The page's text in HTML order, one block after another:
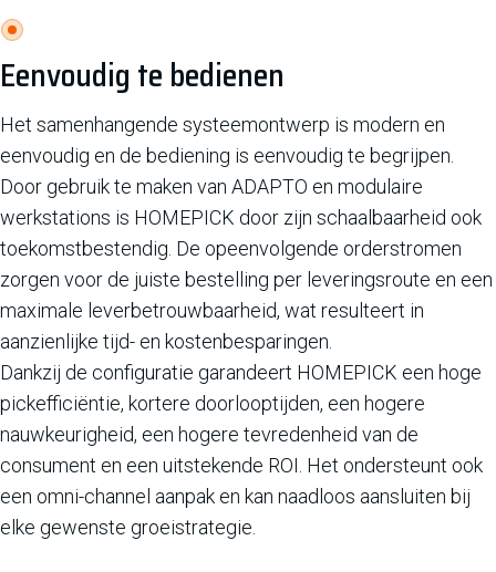
Eenvoudig te bedienen
Het samenhangende systeemontwerp is modern en
eenvoudig en de bediening is eenvoudig te begrijpen.
Door gebruik te maken van ADAPTO en modulaire
werkstations is HOMEPICK door zijn schaalbaarheid ook
toekomstbestendig. De opeenvolgende orderstromen
zorgen voor de juiste bestelling per leveringsroute en een
maximale leverbetrouwbaarheid, wat resulteert in
aanzienlijke tijd- en kostenbesparingen.
Dankzij de configuratie garandeert HOMEPICK een hoge
pickefficiëntie, kortere doorlooptijden, een hogere
nauwkeurigheid, een hogere tevredenheid van de
consument en een uitstekende ROI. Het ondersteunt ook
een omni-channel aanpak en kan naadloos aansluiten bij
elke gewenste groeistrategie.